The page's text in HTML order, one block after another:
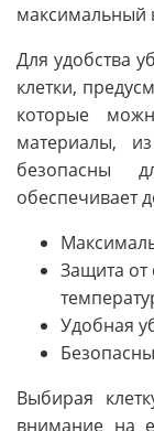
максимальный
Для удобства
клетки,
которые
материалы,
безопасны
обеспечивает
Защита от
Удобная
Выбирая
внимание на